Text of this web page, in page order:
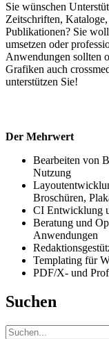
Sie wünschen
Zeitschriften,
Publikationen? Sie
umsetzen oder
Anwendungen sollten
Grafiken auch
unterstützen Sie!
Der Mehrwert
Bearbeiten von
Nutzung
Broschüren,
CI Entwicklung
Beratung und
Anwendungen
Templating für
PDF/X- und
Suchen